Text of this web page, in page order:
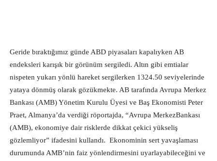
Geride bıraktığımız günde ABD piyasaları kapalıyken AB
endeksleri karışık bir görünüm sergiledi. Altın gibi emtialar
nispeten yukarı yönlü hareket sergilerken 1324.50 seviyelerinde
yataya dönmüş olarak gözükmekte. AB tarafında Avrupa Merkez
Bankası (AMB) Yönetim Kurulu Üyesi ve Baş Ekonomisti Peter
Praet, Almanya’da verdiği röportajda, “Avrupa MerkezBankası
(AMB), ekonomiye dair risklerde dikkat çekici yükseliş
gözlemliyor” ifadesini kullandı. Ekonominin sert yavaşlaması
durumunda AMB’nin faiz yönlendirmesini uyarlayabileceğini ve